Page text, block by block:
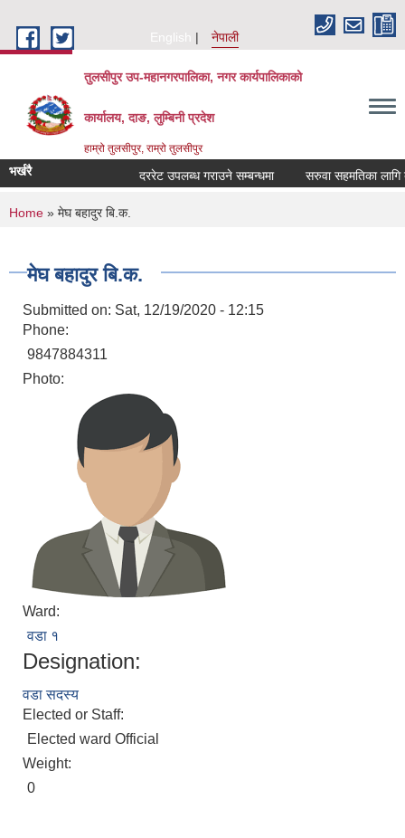
English
नेपाली
तुलसीपुर उप-महानगरपालिका, नगर कार्यपालिकाको
कार्यालय, दाङ, लुम्बिनी प्रदेश
हाम्रो तुलसीपुर, राम्रो तुलसीपुर
भर्खरै दररेट उपलब्ध गराउने सम्बन्धमा सरुवा सहमतिका लागि
You are here
Home » मेघ बहादुर बि.क.
मेघ बहादुर बि.क.
Submitted on: Sat, 12/19/2020 - 12:15
Phone:
9847884311
Photo:
Ward:
वडा १
Designation:
वडा सदस्य
Elected or Staff:
Elected ward Official
Weight:
0